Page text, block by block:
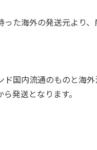
た海外の発送元より
国内流通のものと海
発送となります。